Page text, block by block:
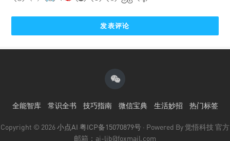
全能智库 常识全书 技巧指南 微信宝典 生活妙招 热门标签
Copyright © 2026小点AI 粤ICP备15070879号 · Powered By 觉悟科技 官方
邮箱：ai-lib@foxmail.com